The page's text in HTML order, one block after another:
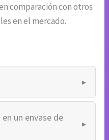
comparación con otros
en el mercado.
un envase de